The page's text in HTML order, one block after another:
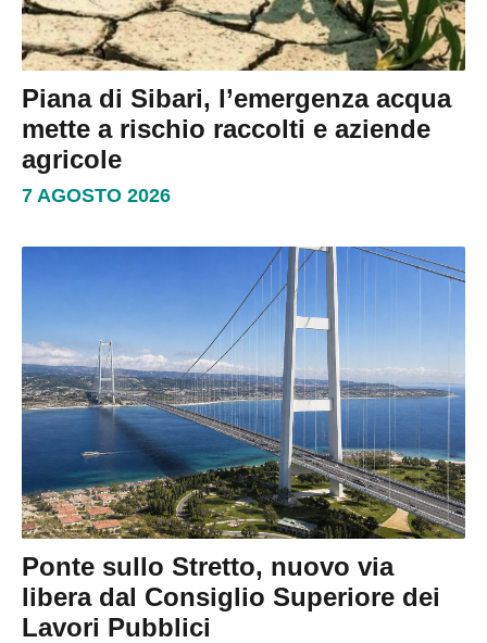
Piana di Sibari, l’emergenza acqua
mette a rischio raccolti e aziende
agricole
7 AGOSTO 2026
Ponte sullo Stretto, nuovo via
libera dal Consiglio Superiore dei
Lavori Pubblici